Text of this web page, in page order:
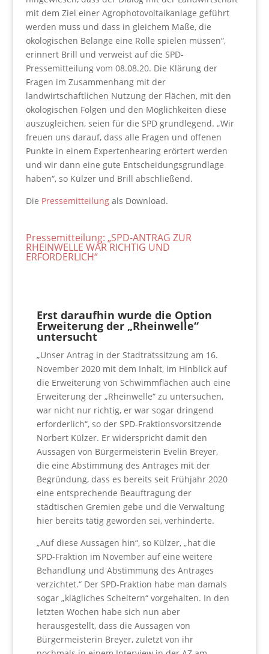
mit dem Ziel einer Agrophotovoltaikanlage geführt
werden muss und dass in gleichem Maße, die
ökologischen Belange eine Rolle spielen müssen“,
erinnert Brill und verweist auf die SPD-
Pressemitteilung vom 08.08.20. Die Klärung der
Fragen im Zusammenhang mit der
landwirtschaftlichen Nutzung der Flächen, mit den
ökologischen Folgen und den Möglichkeiten diese
auszugleichen, seien für die SPD grundlegend. „Wir
freuen uns darauf, dass alle Fragen und offenen
Punkte in einem Expertenhearing erörtert werden
und wir dann eine gute Entscheidungsgrundlage
haben“, so Külzer und Brill abschließend.
Die Pressemitteilungals Download.
Pressemitteilung: „SPD-ANTRAG ZUR
RHEINWELLE WAR RICHTIG UND
ERFORDERLICH“
Erst daraufhin wurde die Option
Erweiterung der „Rheinwelle“
untersucht
„Unser Antrag in der Stadtratssitzung am 16.
November 2020 mit dem Inhalt, im Hinblick auf
die Erweiterung von Schwimmflächen auch eine
Erweiterung der „Rheinwelle“ zu untersuchen,
war nicht nur richtig, er war sogar dringend
erforderlich“, so der SPD-Fraktionsvorsitzende
Norbert Külzer. Er widerspricht damit den
Aussagen von Bürgermeisterin Evelin Breyer,
die eine Abstimmung des Antrages mit der
Begründung, dass es bereits seit Frühjahr 2020
eine entsprechende Beauftragung der
städtischen Gremien gebe und die Verwaltung
hier bereits tätig geworden sei, verhinderte.
„Auf diese Aussagen hin“, so Külzer, „hat die
SPD-Fraktion im November auf eine weitere
Behandlung und Abstimmung des Antrages
verzichtet.“ Der SPD-Fraktion habe man damals
sogar „klägliches Scheitern“ vorgehalten. In den
letzten Wochen habe sich nun aber
herausgestellt, dass die Aussagen von
Bürgermeisterin Breyer, zuletzt von ihr